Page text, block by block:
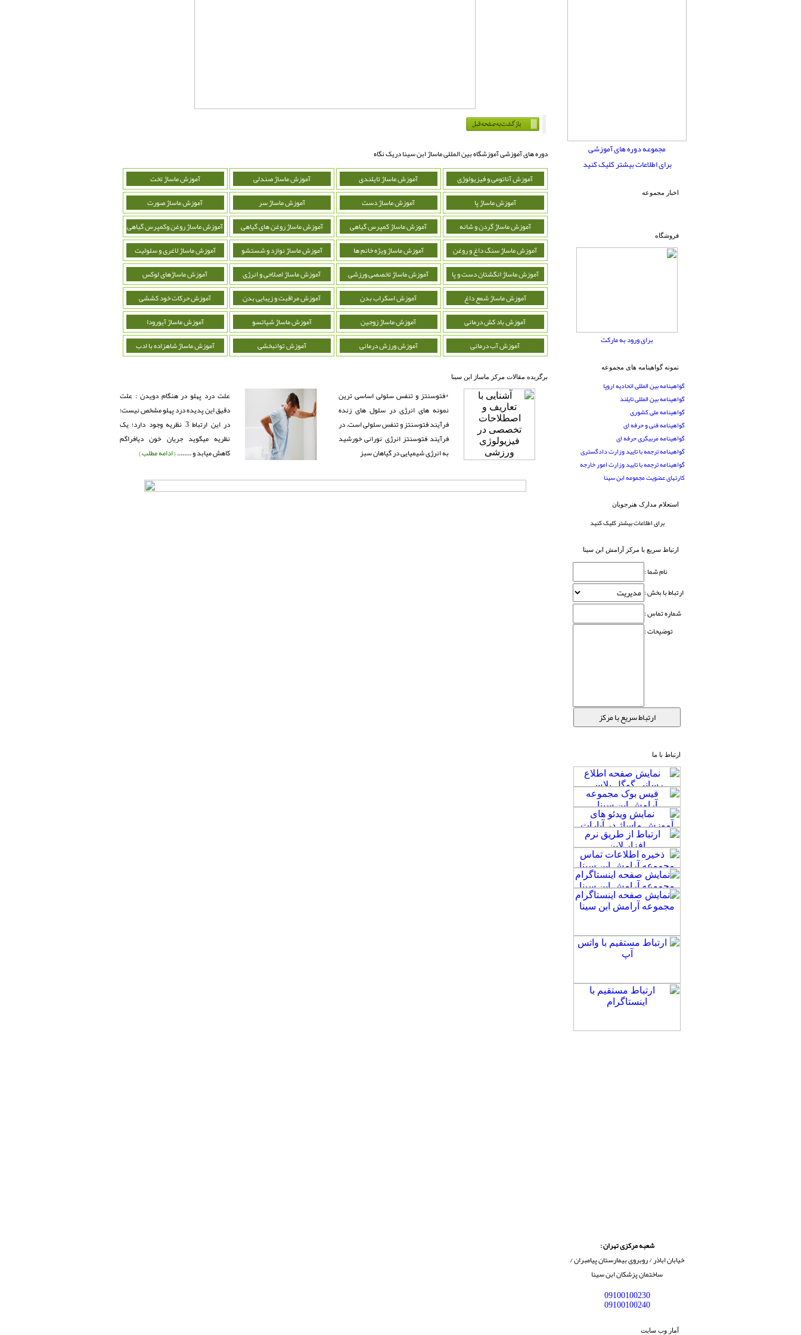
دوره های آموزشی آموزشگاه بین المللی ماساژ ابن سینا دریک نگاه
آموزش آناتومی و فیزیولوژی
آموزش ماساژ تایلندی آموزش ماساژ صندلی
آموزش ماساژ تخت
آموزش ماساژ پا
آموزش ماساژ دست آموزش ماساژ سر
آموزش ماساژ صورت
آموزش ماساژ گردن و شانه
آموزش ماساژ کمپرس گیاهی آموزش ماساژ روغن های گیاهی
آموزش ماساژ روغن وکمپرس گیاهی
آموزش ماساژ سنگ داغ و روغن
آموزش ماساژ ویژه خانم ها آموزش ماساژ نوازد و شستشو
آموزش ماساژ لاغری و سلولیت
آموزش ماساژ انگشتان دست و پا
آموزش ماساژ تخصصی ورزشی آموزش ماساژ اصلاحی و انرژی
آموزش ماساژهای لوکس
آموزش ماساژ شمع داغ
آموزش اسکراب بدن آموزش مراقبت و زیبایی بدن
آموزش حرکات خود کششی
آموزش باد کش درمانی
آموزش ماساژ زوجین آموزش ماساژ شیاتسو
آموزش ماساژ آیورودا
آموزش آب درمانی
آموزش ورزش درمانی آموزش توانبخشی آموزش ماساژ شاهزاده با ادب
برگزیده مقالات مرکز ماساژ ابن سینا
*فتوسنتز و تنفس سلولی اساسی ترین
نمونه های انرژی در سلول های زنده
فرآیند فتوسنتز و تنفس سلولی است. در
فرآیند فتوسنتز انرژی نورانی خورشید
به انرژی شیمیایی در گیاهان سبز
علت درد پهلو در هنگام دویدن : علت
دقیق این پدیده درد پهلو مشخص نیست؛
در این ارتباط 3 نظریه وجود دارد؛ یک
نظریه میگوید جریان خون دیافراگم
کاهش میابد و ........{ ادامه مطلب }
مجموعه دوره های آموزشی
برای اطلاعات بیشتر کلیک کنید
اخبار مجموعه
فروشگاه
برای ورود به مارکت
نمونه گواهینامه های مجموعه
گواهینامه بین المللی اتحادیه اروپا
گواهینامه بین المللی تایلند
گواهینامه ملی کشوری
گواهینامه فنی و حرفه ای
گواهینامه مربیگری حرفه ای
گواهینامه ترجمه با تایید وزارت دادگستری
گواهینامه ترجمه با تایید وزارت امور خارجه
کارتهای عضویت مجمومه ابن سینا
استعلام مدارک هنرجویان
برای اطلاعات بیشتر کلیک کنید
ارتباط سریع با مرکز آرامش ابن سینا
نام شما :
ارتباط با بخش :
شماره تماس :
توضیحات :
ارتباط با ما
شعبه مرکزی تهران :
خیابان اباذر / روبروی بیمارستان پیامبران /
ساختمان پزشکان ابن سینا
09100100230
09100100240
آمار وب سایت